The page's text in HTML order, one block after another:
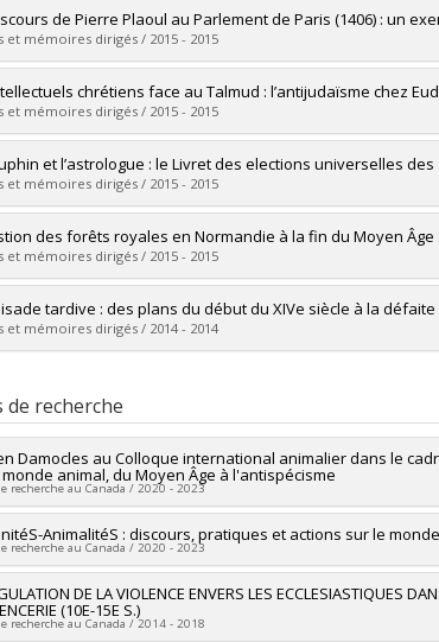
:Simard, Joël
Maîtrise
obtenu :M.A.
le document dans Papyrus
de Pierre Plaoul au Parlement de Paris (1406) : un
et mémoires dirigés / 2015 - 2015
:Cormier, David C.
Maîtrise
obtenu :M.A.
le document dans Papyrus
chrétiens face au Talmud : l’antijudaïsme chez
et mémoires dirigés / 2015 - 2015
:Lecousy, Amélia
Maîtrise
obtenu :M.A.
le document dans Papyrus
et l’astrologue : le Livret des elections universelles
et mémoires dirigés / 2015 - 2015
:Gaignard, Floriane
Maîtrise
obtenu :M.A.
le document dans Papyrus
des forêts royales en Normandie à la fin du Moyen Âge
et mémoires dirigés / 2015 - 2015
:Lake-Giguère, Danny
Maîtrise
obtenu :M.A.
tardive : des plans du début du XIVe siècle à la
et mémoires dirigés / 2014 - 2014
Maîtrise
obtenu :M.A.
le document dans Papyrus
de recherche
Damocles au Colloque international animalier dans le
animal, du Moyen Âge à l'antispécisme
recherche au Canada / 2020 - 2023
de financement :Université de Genève
de subvention :
AnimalitéS : discours, pratiques et actions sur le
recherche au Canada / 2020 - 2023
principal :Philippe Genequand
:Pascal Bastien
de financement :
DE LA VIOLENCE ENVERS LES ECCLESIASTIQUES
(10E-15E S.)
recherche au Canada / 2014 - 2018